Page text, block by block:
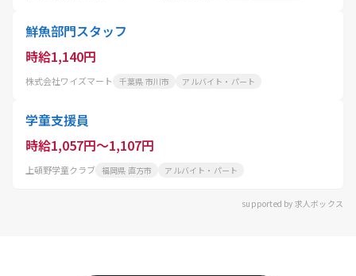
鮮魚部門スタッフ
時給1,140円
株式会社ワイズマート 千葉県 市川市 アルバイト・パート
学童支援員
時給1,057円～1,107円
上頓野学童クラブ 福岡県 直方市 アルバイト・パート
supported by 求人ボックス